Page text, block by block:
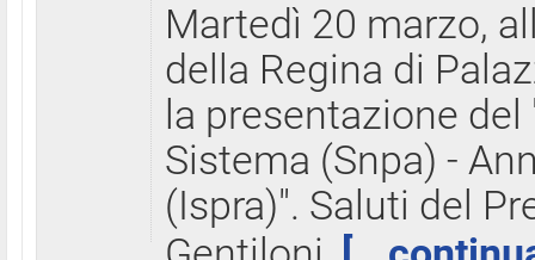
Martedì 20 marzo,
della Regina di
la presentazione
Sistema (Snpa) -
(Ispra)". Saluti del